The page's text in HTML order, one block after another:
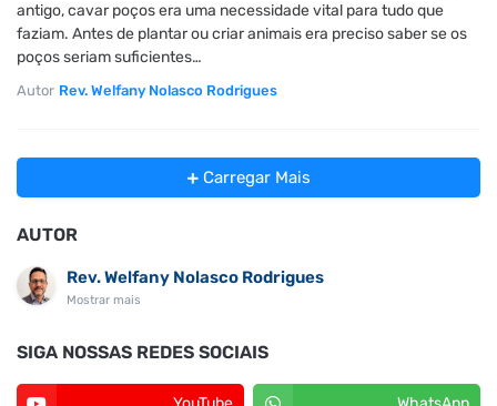
antigo, cavar poços era uma necessidade vital para tudo que
faziam. Antes de plantar ou criar animais era preciso saber se os
poços seriam suficientes…
Autor Rev. Welfany Nolasco Rodrigues
Carregar Mais
AUTOR
Rev. Welfany Nolasco Rodrigues
Mostrar mais
SIGA NOSSAS REDES SOCIAIS